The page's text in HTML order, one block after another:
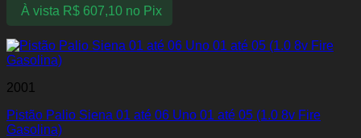
À vista R$607,10 no Pix
2001
Pistão Palio Siena 01 até 06 Uno 01 até 05 (1.0 8v Fire
Gasolina)